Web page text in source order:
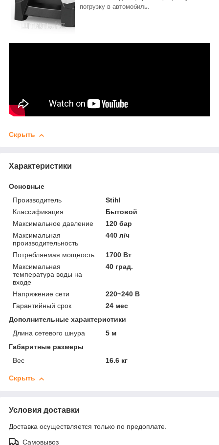
погрузку в автомобиль.
Скрыть
Характеристики
Основные
Производитель
Stihl
Классификация
Бытовой
Максимальное давление
120 бар
Максимальная
производительность
440 л/ч
Потребляемая мощность
1700 Вт
Максимальная
температура воды на
входе
40 град.
Напряжение сети
220~240 В
Гарантийный срок
24 мес
Дополнительные характеристики
Длина сетевого шнура
5 м
Габаритные размеры
Вес
16.6 кг
Скрыть
Условия доставки
Доставка осуществляется только по предоплате.
Самовывоз